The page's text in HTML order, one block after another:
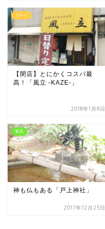
グルメ
【閉店】とにかくコスパ最
高！「風立 -KAZE-」
2018年1月8日
観光
神も仏もある「戸上神社」
2017年12月25日